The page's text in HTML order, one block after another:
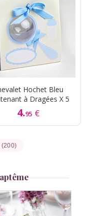
Hochet Bleu
à Dragées X 5
4.95 €
(200)